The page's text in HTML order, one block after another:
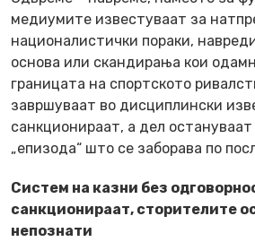
медиумите известуваат за
националистички пораки,
основа или скандирања кои
границата на спортското
завршуваат во дисциплински
санкционираат, а дел
„епизода“ што се заборава по
Систем на казни без
санкционираат, сторителите
непознати